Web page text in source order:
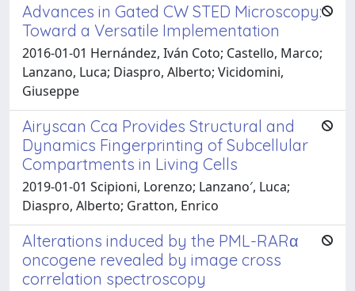
Advances in Gated CW STED Microscopy:
Toward a Versatile Implementation
2016-01-01 Hernández, Iván Coto; Castello, Marco;
Lanzano, Luca; Diaspro, Alberto; Vicidomini,
Giuseppe
Airyscan Cca Provides Structural and
Dynamics Fingerprinting of Subcellular
Compartments in Living Cells
2019-01-01 Scipioni, Lorenzo; Lanzano′, Luca;
Diaspro, Alberto; Gratton, Enrico
Alterations induced by the PML-RARα
oncogene revealed by image cross
correlation spectroscopy